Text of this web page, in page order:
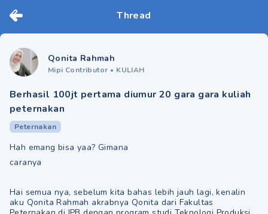
Thread
Qonita Rahmah
Mipi Contributor • KULIAH
Berhasil 100jt pertama diumur 20 gara gara kuliah
peternakan
Peternakan
Hah emang bisa yaa? Gimana
caranya
Hai semua nya, sebelum kita bahas lebih jauh lagi, kenalin
aku Qonita Rahmah akrabnya Qonita dari Fakultas